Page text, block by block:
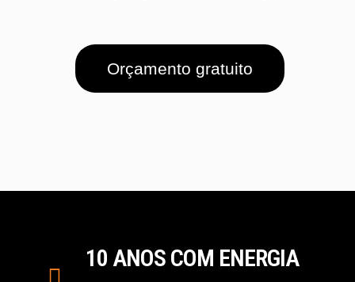
Orçamento gratuito
10 ANOS COM ENERGIA